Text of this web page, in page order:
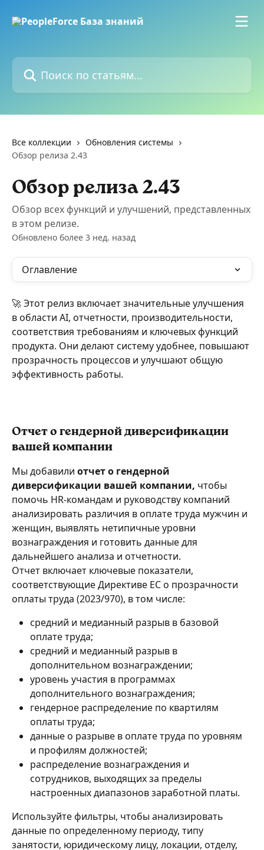
Поиск по статьям...
Все коллекции
Обновления системы
Обзор релиза 2.43
Обзор релиза 2.43
Обзор всех функций и улучшений, представленных
в этом релизе.
Обновлено более 3 нед. назад
Оглавление
🚀 Этот релиз включает значительные улучшения
в области AI, отчетности, производительности,
соответствия требованиям и ключевых функций
продукта. Они делают систему удобнее, повышают
прозрачность процессов и улучшают общую
эффективность работы.
Отчет о гендерной диверсификации
вашей компании
Мы добавили отчет о гендерной
диверсификации вашей компании, чтобы
помочь HR-командам и руководству компаний
анализировать различия в оплате труда мужчин и
женщин, выявлять нетипичные уровни
вознаграждения и готовить данные для
дальнейшего анализа и отчетности.
Отчет включает ключевые показатели,
соответствующие Директиве ЕС о прозрачности
оплаты труда (2023/970), в том числе:
средний и медианный разрыв в базовой
оплате труда;
средний и медианный разрыв в
дополнительном вознаграждении;
уровень участия в программах
дополнительного вознаграждения;
гендерное распределение по квартилям
оплаты труда;
данные о разрыве в оплате труда по уровням
и профилям должностей;
распределение вознаграждения и
сотрудников, выходящих за пределы
настроенных диапазонов заработной платы.
Используйте фильтры, чтобы анализировать
данные по определенному периоду, типу
занятости, юридическому лицу, локации, отделу,